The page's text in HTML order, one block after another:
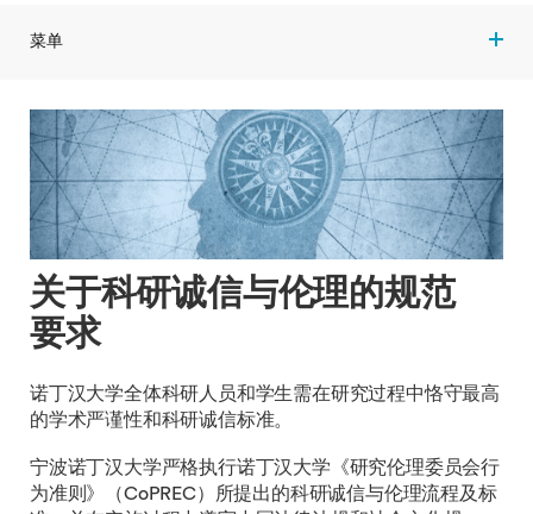
菜单
关于科研诚信与伦理的规范
要求
诺丁汉大学全体科研人员和学生需在研究过程中恪守最高
的学术严谨性和科研诚信标准。
宁波诺丁汉大学严格执行诺丁汉大学《研究伦理委员会行
为准则》（CoPREC）所提出的科研诚信与伦理流程及标